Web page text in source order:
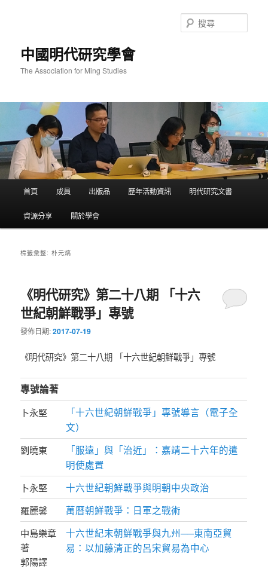
中國明代研究學會
The Association for Ming Studies
尋
首頁 成員 出版品 歷年活動資訊 明代研究文書
資源分享 關於學會
標籤彙整:朴元熇
《明代研究》第二十八期 「十六
世紀朝鮮戰爭」專號
發佈日期:2017-07-19
《明代研究》第二十八期 「十六世紀朝鮮戰爭」專號
專號論著
卜永堅
「十六世紀朝鮮戰爭」專號導言（電子全
文）
劉曉東
「服遠」與「治近」：嘉靖二十六年的遣
明使處置
卜永堅 十六世紀朝鮮戰爭與明朝中央政治
羅麗馨 萬曆朝鮮戰爭：日軍之戰術
中島樂章
著
郭陽譯
十六世紀末朝鮮戰爭與九州──東南亞貿
易：以加藤清正的呂宋貿易為中心